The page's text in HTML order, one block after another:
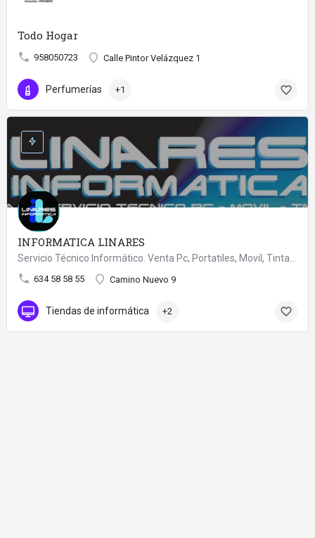
Todo Hogar
958050723 Calle Pintor Velázquez 1
Perfumerías +1
INFORMATICA LINARES
634 58 58 55 Camino Nuevo 9
Tiendas de informática +2